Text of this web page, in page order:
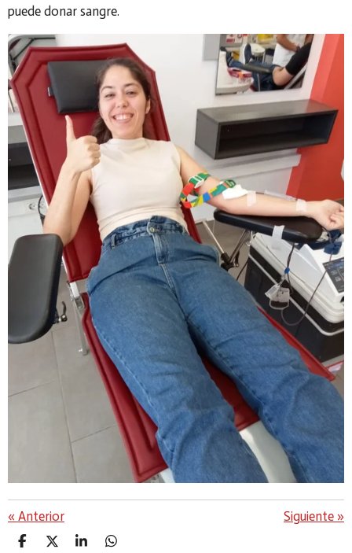
puede donar sangre.
« Anterior Siguiente »
C
C
C
C